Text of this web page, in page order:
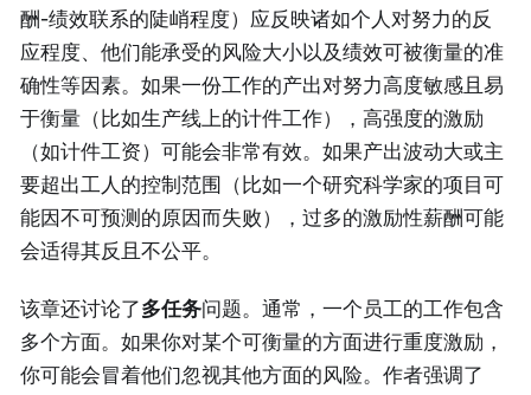
酬-绩效联系的陡峭程度）应反映诸如个人对努力的反
应程度、他们能承受的风险大小以及绩效可被衡量的准
确性等因素。如果一份工作的产出对努力高度敏感且易
于衡量（比如生产线上的计件工作），高强度的激励
（如计件工资）可能会非常有效。如果产出波动大或主
要超出工人的控制范围（比如一个研究科学家的项目可
能因不可预测的原因而失败），过多的激励性薪酬可能
会适得其反且不公平。
该章还讨论了多任务问题。通常，一个员工的工作包含
多个方面。如果你对某个可衡量的方面进行重度激励，
你可能会冒着他们忽视其他方面的风险。作者强调了